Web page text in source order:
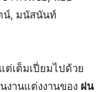
น์, มนัสนันท์
ต่เต็มเปี่ยมไปด้วย
งานแต่งงานของ ฝน